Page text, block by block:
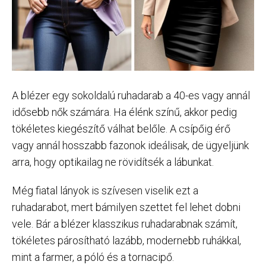
A blézer egy sokoldalú ruhadarab a 40-es vagy annál
idősebb nők számára. Ha élénk színű, akkor pedig
tökéletes kiegészítő válhat belőle. A csípőig érő
vagy annál hosszabb fazonok ideálisak, de ügyeljünk
arra, hogy optikailag ne rövidítsék a lábunkat.
Még fiatal lányok is szívesen viselik ezt a
ruhadarabot, mert bámilyen szettet fel lehet dobni
vele. Bár a blézer klasszikus ruhadarabnak számít,
tökéletes párosítható lazább, modernebb ruhákkal,
mint a farmer, a póló és a tornacipő.